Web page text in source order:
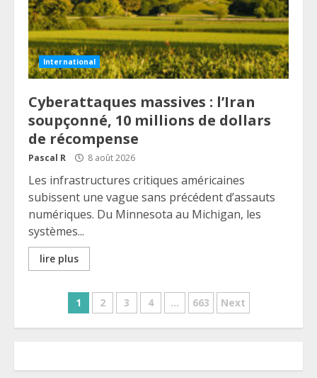
International
Cyberattaques massives : l’Iran
soupçonné, 10 millions de dollars
de récompense
Pascal R 8 août 2026
Les infrastructures critiques américaines
subissent une vague sans précédent d’assauts
numériques. Du Minnesota au Michigan, les
systèmes...
lire plus
Pagination
des
1 2 3 4 … 663 Next